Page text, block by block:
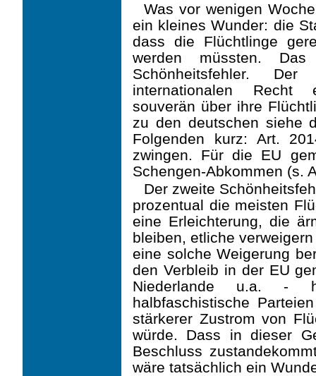
Was vor wenigen
ein kleines Wunder: die
dass die Flüchtlinge
werden müssten.
Schönheitsfehler.
internationalen Recht
souverän über ihre
zu den deutschen siehe
Folgenden kurz: Art.
zwingen. Für die EU
Schengen-Abkommen (s.
Der zweite
prozentual die meisten
eine Erleichterung, die
bleiben, etliche
eine solche Weigerung
den Verbleib in der EU
Niederlande u.a. -
halbfaschistische
stärkerer Zustrom von
würde. Dass in dieser
Beschluss
wäre tatsächlich ein